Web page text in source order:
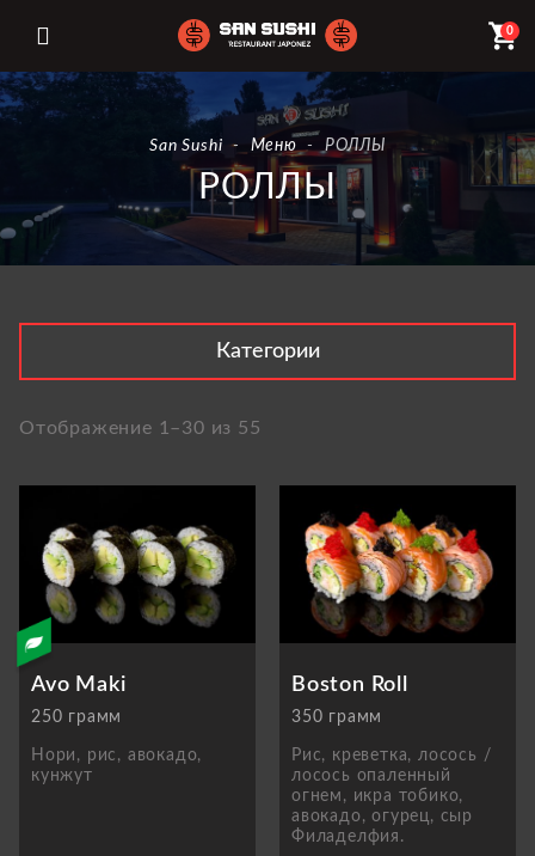
0
shopping_cart
San Sushi - Меню - РОЛЛЫ
РОЛЛЫ
Категории
Отображение 1–30 из 55
Avo Maki
250 грамм
Нори, рис, авокадо,
кунжут
Boston Roll
350 грамм
Рис, креветка, лосось /
лосось опаленный
огнем, икра тобико,
авокадо, огурец, сыр
Филаделфия.